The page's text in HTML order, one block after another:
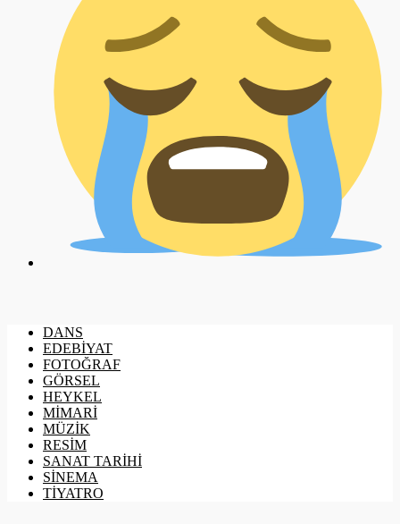
DANS
EDEBİYAT
FOTOĞRAF
GÖRSEL
HEYKEL
MİMARİ
MÜZİK
RESİM
SANAT TARİHİ
SİNEMA
TİYATRO